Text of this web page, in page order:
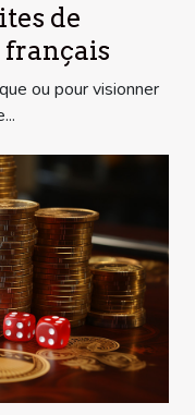
de
ou pour visionner